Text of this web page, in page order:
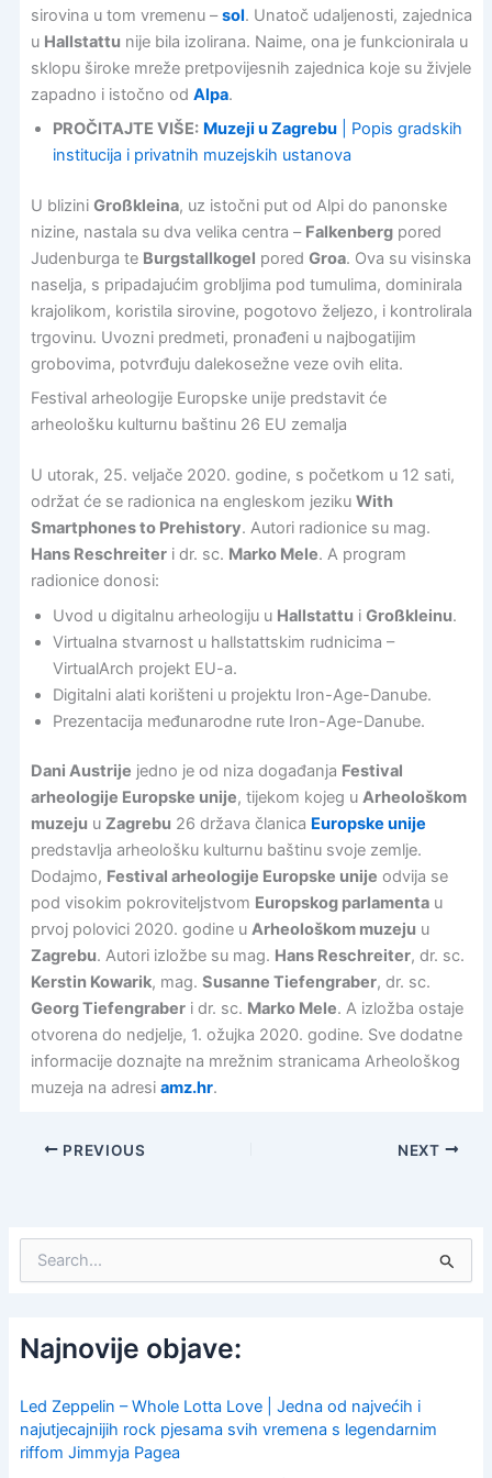
sirovina u tom vremenu –sol. Unatoč udaljenosti, zajednica
u Hallstattu nije bila izolirana. Naime, ona je funkcionirala u
sklopu široke mreže pretpovijesnih zajednica koje su živjele
zapadno i istočno od Alpa.
PROČITAJTE VIŠE: Muzeji u Zagrebu| Popis gradskih
institucija i privatnih muzejskih ustanova
U blizini Großkleina, uz istočni put od Alpi do panonske
nizine, nastala su dva velika centra – Falkenbergpored
Judenburga te Burgstallkogel pored Groa. Ova su visinska
naselja, s pripadajućim grobljima pod tumulima, dominirala
krajolikom, koristila sirovine, pogotovo željezo, i kontrolirala
trgovinu. Uvozni predmeti, pronađeni u najbogatijim
grobovima, potvrđuju dalekosežne veze ovih elita.
Festival arheologije Europske unije predstavit će
arheološku kulturnu baštinu 26 EU zemalja
U utorak, 25. veljače 2020. godine, s početkom u 12 sati,
održat će se radionica na engleskom jeziku With
Smartphones to Prehistory. Autori radionice su mag.
Hans Reschreiteri dr. sc. Marko Mele. A program
radionice donosi:
Uvod u digitalnu arheologiju u Hallstattu i Großkleinu.
Virtualna stvarnost u hallstattskim rudnicima –
VirtualArch projekt EU-a.
Digitalni alati korišteni u projektu Iron-Age-Danube.
Prezentacija međunarodne rute Iron-Age-Danube.
Dani Austrije jedno je od niza događanja Festival
arheologije Europske unije, tijekom kojeg u Arheološkom
muzeju u Zagrebu 26 država članica Europske unije
predstavlja arheološku kulturnu baštinu svoje zemlje.
Dodajmo, Festival arheologije Europske unije odvija se
pod visokim pokroviteljstvom Europskog parlamentau
prvoj polovici 2020. godine u Arheološkom muzeju u
Zagrebu. Autori izložbe su mag. Hans Reschreiter, dr. sc.
Kerstin Kowarik, mag. Susanne Tiefengraber, dr. sc.
Georg Tiefengraberi dr. sc. Marko Mele. A izložba ostaje
otvorena do nedjelje, 1. ožujka 2020. godine. Sve dodatne
informacije doznajte na mrežnim stranicama Arheološkog
muzeja na adresi amz.hr.
PREVIOUS NEXT
c
h
o
r
:
Najnovije objave:
Led Zeppelin – Whole Lotta Love | Jedna od najvećih i
najutjecajnijih rock pjesama svih vremena s legendarnim
riffom Jimmyja Pagea